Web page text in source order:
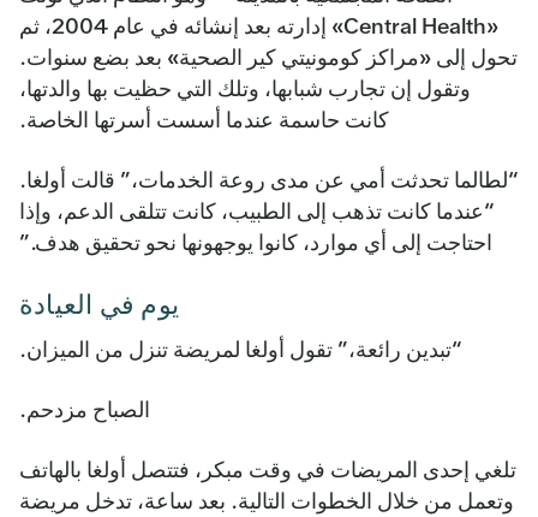
«Central Health» إدارته بعد إنشائه في عام 2004، ثم
تحول إلى «مراكز كومونيتي كير الصحية» بعد بضع سنوات.
وتقول إن تجارب شبابها، وتلك التي حظيت بها والدتها،
كانت حاسمة عندما أسست أسرتها الخاصة.
“لطالما تحدثت أمي عن مدى روعة الخدمات،” قالت أولغا.
“عندما كانت تذهب إلى الطبيب، كانت تتلقى الدعم، وإذا
احتاجت إلى أي موارد، كانوا يوجهونها نحو تحقيق هدف.”
يوم في العيادة
“تبدين رائعة،” تقول أولغا لمريضة تنزل من الميزان.
الصباح مزدحم.
تلغي إحدى المريضات في وقت مبكر، فتتصل أولغا بالهاتف
وتعمل من خلال الخطوات التالية. بعد ساعة، تدخل مريضة